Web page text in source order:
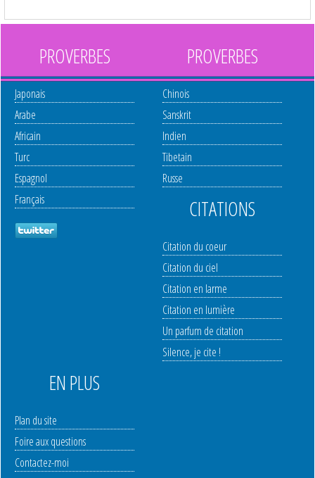
PROVERBES
Japonais
Arabe
Africain
Turc
Espagnol
Français
PROVERBES
Chinois
Sanskrit
Indien
Tibetain
Russe
CITATIONS
Citation du coeur
Citation du ciel
Citation en larme
Citation en lumière
Un parfum de citation
Silence, je cite !
EN PLUS
Plan du site
Foire aux questions
Contactez-moi